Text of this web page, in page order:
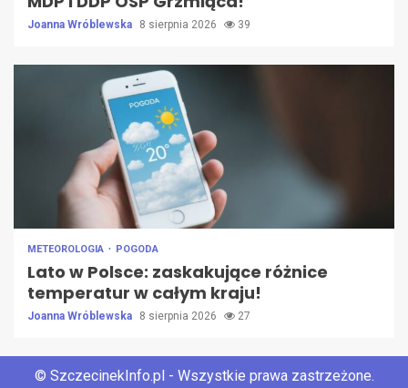
Joanna Wróblewska 8 sierpnia 2026 39
METEOROLOGIA POGODA
Lato w Polsce: zaskakujące różnice
temperatur w całym kraju!
Joanna Wróblewska 8 sierpnia 2026 27
© SzczecinekInfo.pl - Wszystkie prawa zastrzeżone.